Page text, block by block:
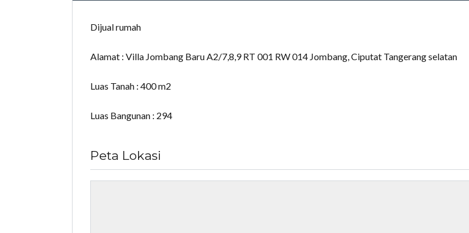
Dijual rumah
Alamat : Villa Jombang Baru A2/7,8,9 RT 001 RW 014 Jombang, Ciputat Tangerang selatan
Luas Tanah : 400 m2
Luas Bangunan : 294
Peta Lokasi